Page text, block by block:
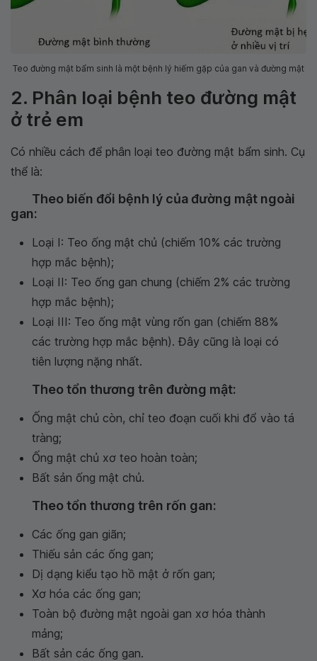
Teo đường mật bẩm sinh là một bệnh lý hiếm gặp của gan và đường mật
2. Phân loại bệnh teo đường mật
ở trẻ em
Có nhiều cách để phân loại teo đường mật bẩm sinh. Cụ
thể là:
Theo biến đổi bệnh lý của đường mật ngoài
gan:
Loại I: Teo ống mật chủ (chiếm 10% các trường
hợp mắc bệnh);
Loại II: Teo ống gan chung (chiếm 2% các trường
hợp mắc bệnh);
Loại III: Teo ống mật vùng rốn gan (chiếm 88%
các trường hợp mắc bệnh). Đây cũng là loại có
tiên lượng nặng nhất.
Theo tổn thương trên đường mật:
Ống mật chủ còn, chỉ teo đoạn cuối khi đổ vào tá
tràng;
Ống mật chủ xơ teo hoàn toàn;
Bất sản ống mật chủ.
Theo tổn thương trên rốn gan:
Các ống gan giãn;
Thiếu sản các ống gan;
Dị dạng kiểu tạo hồ mật ở rốn gan;
Xơ hóa các ống gan;
Toàn bộ đường mật ngoài gan xơ hóa thành
mảng;
Bất sản các ống gan.